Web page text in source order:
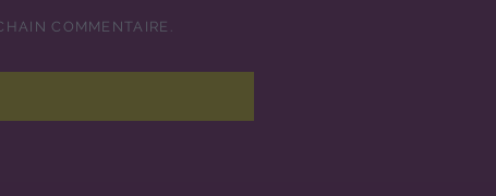
COMMENTAIRE.